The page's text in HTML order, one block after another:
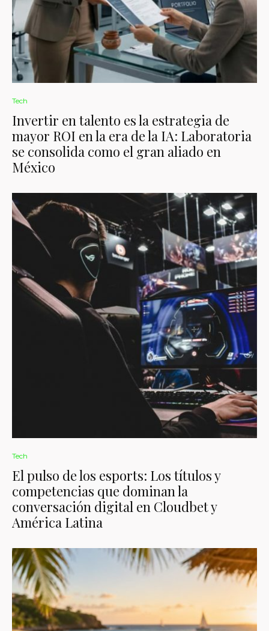
Tech
Invertir en talento es la estrategia de
mayor ROI en la era de la IA: Laboratoria
se consolida como el gran aliado en
México
Tech
El pulso de los esports: Los títulos y
competencias que dominan la
conversación digital en Cloudbet y
América Latina